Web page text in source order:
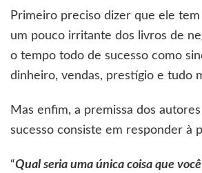
Primeiro preciso dizer que ele tem
um pouco irritante dos livros de
o tempo todo de sucesso como
dinheiro, vendas, prestígio e tudo
Mas enfim, a premissa dos
sucesso consiste em responder à
“Qual seria uma única coisa que